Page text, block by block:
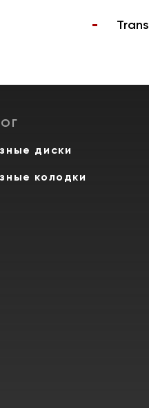
диски
колодки